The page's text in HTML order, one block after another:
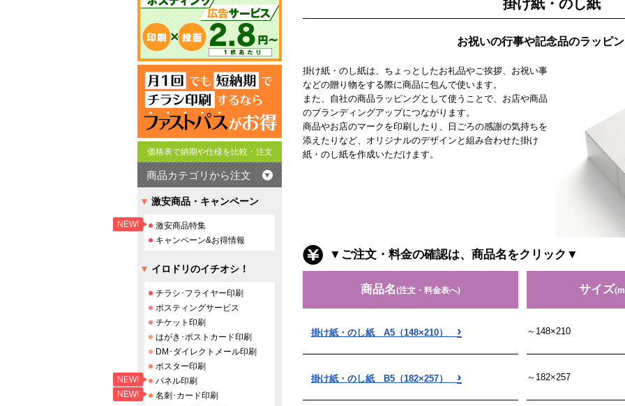
掛け紙・のし紙
お祝いの行事や記念品のラッピ
掛け紙・のし紙は、ちょっとしたお礼品やご挨拶、お祝い事
などの贈り物をする際に商品に包んで使います。
また、自社の商品ラッピングとして使うことで、お店や商品
のブランディングアップにつながります。
商品やお店のマークを印刷したり、日ごろの感謝の気持ちを
添えたりなど、オリジナルのデザインと組み合わせた掛け
紙・のし紙を作成いただけます。
▼ご注文・料金の確認は、商品名をクリック▼
商品名(注文・料金表へ) サイズ
掛け紙・のし紙 A5（148×210） › ～148×210
掛け紙・のし紙 B5（182×257） › ～182×257
価格表で納期や仕様を比較・注文
商品カテゴリから注文
激安商品・キャンペーン
NEW!
激安商品特集
キャンペーン&お得情報
イロドリのイチオシ！
チラシ･フライヤー印刷
ポスティングサービス
チケット印刷
はがき･ポストカード印刷
DM･ダイレクトメール印刷
ポスター印刷
NEW! パネル印刷
NEW!
名刺･カード印刷